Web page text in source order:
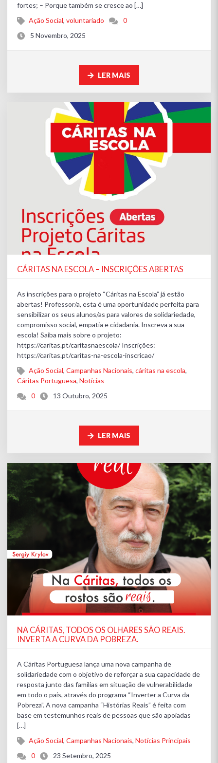
fortes; – Porque também se cresce ao […]
Ação Social,voluntariado
0
5 Novembro, 2025
LER MAIS
CÁRITAS NA ESCOLA – INSCRIÇÕES ABERTAS
As inscrições para o projeto “Cáritas na Escola” já estão
abertas! Professor/a, esta é uma oportunidade perfeita para
sensibilizar os seus alunos/as para valores de solidariedade,
compromisso social, empatia e cidadania. Inscreva a sua
escola! Saiba mais sobre o projeto:
https://caritas.pt/caritasnaescola/ Inscrições:
https://caritas.pt/caritas-na-escola-inscricao/
Ação Social,Campanhas Nacionais,cáritas na escola,
Cáritas Portuguesa,Notícias
0
13 Outubro, 2025
LER MAIS
NA CÁRITAS, TODOS OS OLHARES SÃO REAIS.
INVERTA A CURVA DA POBREZA.
A Cáritas Portuguesa lança uma nova campanha de
solidariedade com o objetivo de reforçar a sua capacidade de
resposta junto das famílias em situação de vulnerabilidade
em todo o país, através do programa “Inverter a Curva da
Pobreza”. A nova campanha “Histórias Reais” é feita com
base em testemunhos reais de pessoas que são apoiadas
[…]
Ação Social,Campanhas Nacionais,Notícias Principais
0
23 Setembro, 2025